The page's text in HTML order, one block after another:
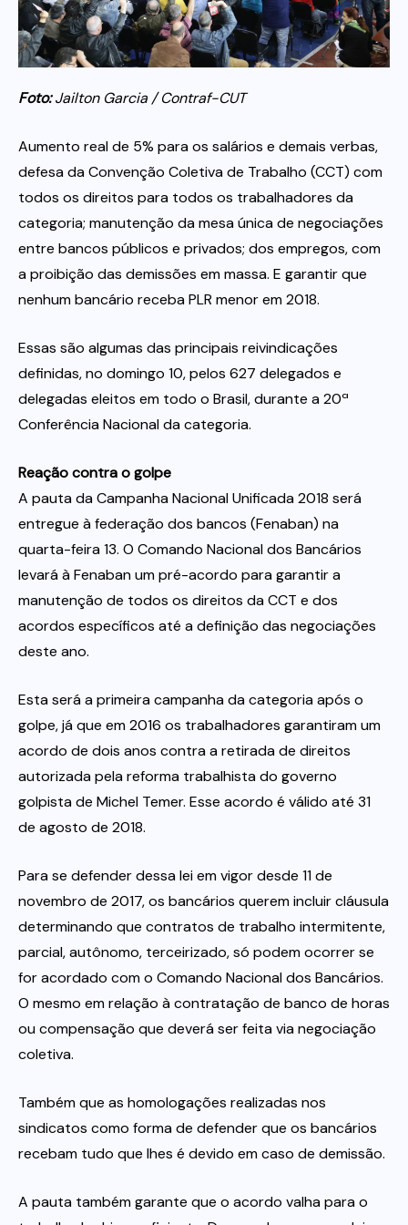
Itau
Financeiras e Cooperativas
Foto:Jailton Garcia / Contraf-CUT
Aumento real de 5% para os salários e demais verbas,
defesa da Convenção Coletiva de Trabalho (CCT) com
todos os direitos para todos os trabalhadores da
categoria; manutenção da mesa única de negociações
entre bancos públicos e privados; dos empregos, com
a proibição das demissões em massa. E garantir que
nenhum bancário receba PLR menor em 2018.
Essas são algumas das principais reivindicações
definidas, no domingo 10, pelos 627 delegados e
delegadas eleitos em todo o Brasil, durante a 20ª
Conferência Nacional da categoria.
Reação contra o golpe
A pauta da Campanha Nacional Unificada 2018 será
entregue à federação dos bancos (Fenaban) na
quarta-feira 13. O Comando Nacional dos Bancários
levará à Fenaban um pré-acordo para garantir a
manutenção de todos os direitos da CCT e dos
acordos específicos até a definição das negociações
deste ano.
Esta será a primeira campanha da categoria após o
golpe, já que em 2016 os trabalhadores garantiram um
acordo de dois anos contra a retirada de direitos
autorizada pela reforma trabalhista do governo
golpista de Michel Temer. Esse acordo é válido até 31
de agosto de 2018.
Para se defender dessa lei em vigor desde 11 de
novembro de 2017, os bancários querem incluir cláusula
determinando que contratos de trabalho intermitente,
parcial, autônomo, terceirizado, só podem ocorrer se
for acordado com o Comando Nacional dos Bancários.
O mesmo em relação à contratação de banco de horas
ou compensação que deverá ser feita via negociação
coletiva.
Também que as homologações realizadas nos
sindicatos como forma de defender que os bancários
recebam tudo que lhes é devido em caso de demissão.
A pauta também garante que o acordo valha para o